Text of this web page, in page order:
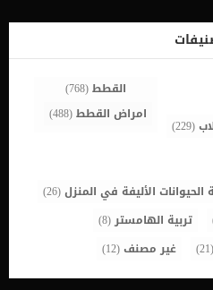
أيونات مشحونة تعمل على تشغيل
مثل: الحفاظ على نسبة السوائلتعزيز
ان تعرف بالتفاصيل المدخل اليومى
(229)
القطط(768)
امراض القطط(488)
الحيوانات الأليفة في المنزل(26)
تربية الهامستر(8)
(21) غير مصنف(12)